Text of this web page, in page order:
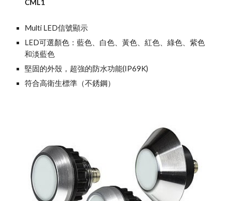
CML1
Multi LED信號顯示
LED可選顏色：藍色、白色、黃色、紅色、綠色、紫色
和淡藍色
堅固的外殼，超強的防水功能(IP69K)
符合高衛生標準（不銹鋼）